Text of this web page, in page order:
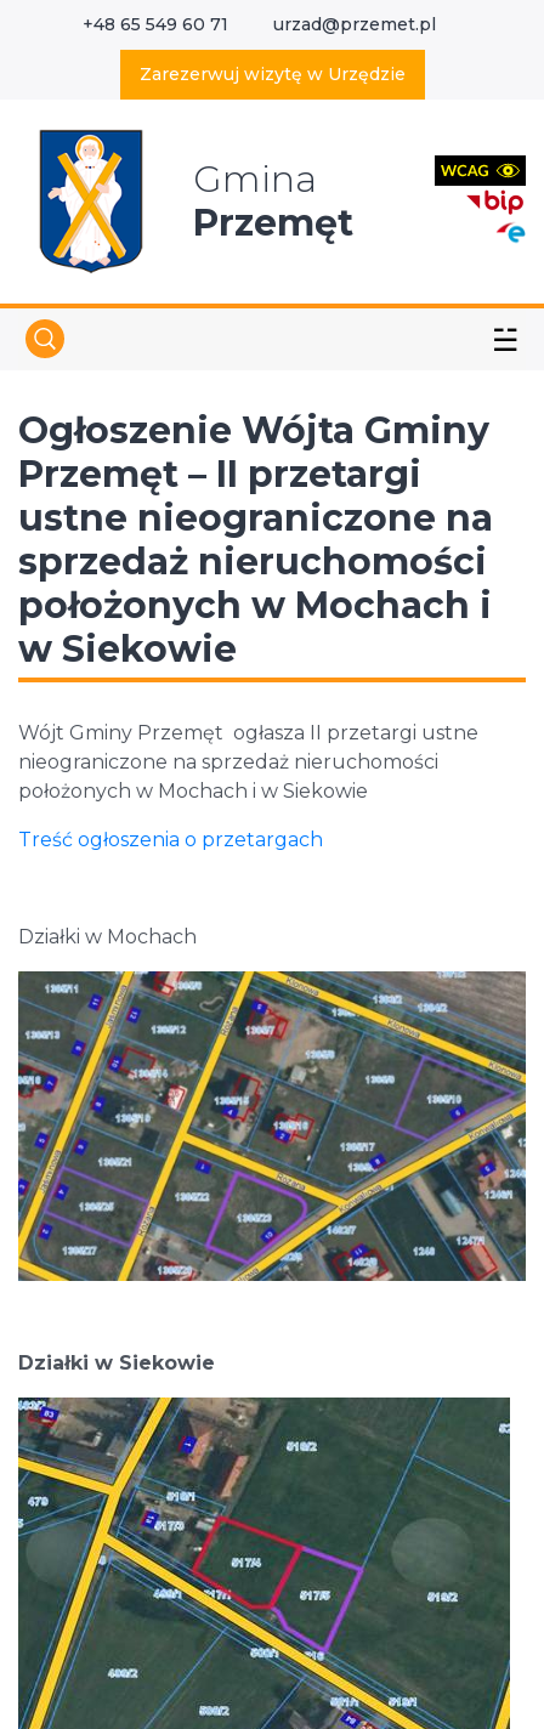
+48 65 549 60 71 urzad@przemet.pl
Zarezerwuj wizytę w Urzędzie
Gmina
Przemęt
☱
Ogłoszenie Wójta Gminy
Przemęt – II przetargi
ustne nieograniczone na
sprzedaż nieruchomości
położonych w Mochach i
w Siekowie
Wójt Gminy Przemęt ogłasza II przetargi ustne
nieograniczone na sprzedaż nieruchomości
położonych w Mochach i w Siekowie
Treść ogłoszenia o przetargach
Działki w Mochach
Działki w Siekowie
Wyszukaj w serwisie